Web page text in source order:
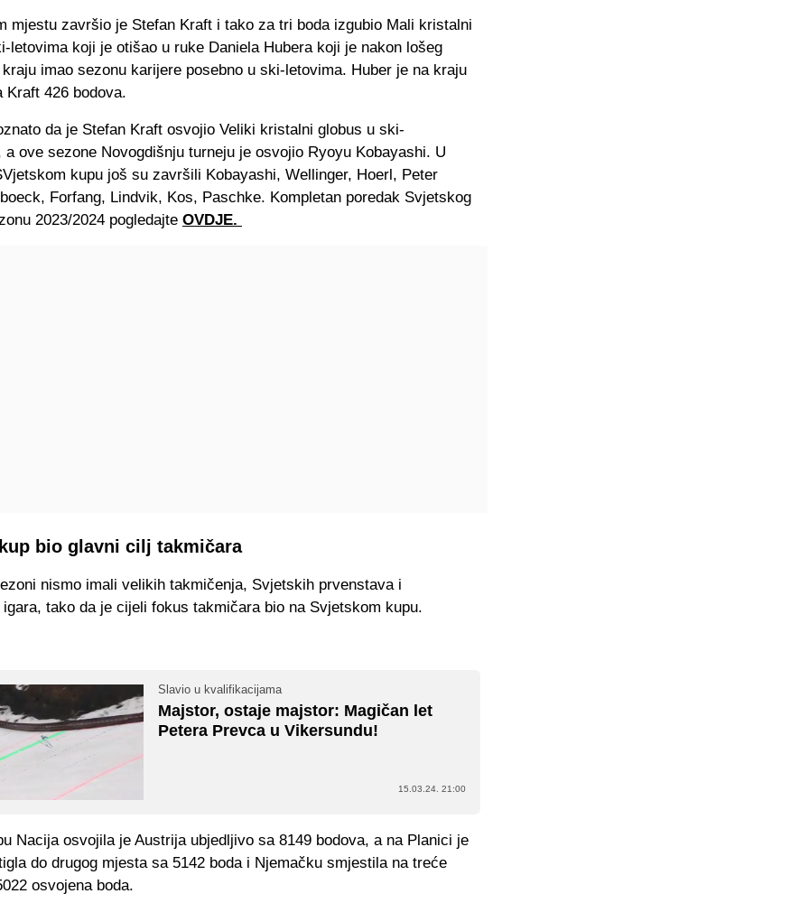
mjestu završio je Stefan Kraft i tako za tri boda izgubio Mali kristalni
letovima koji je otišao u ruke Daniela Hubera koji je nakon lošeg
imao sezonu karijere posebno u ski-letovima. Huber je na kraju
Kraft 426 bodova.
da je Stefan Kraft osvojio Veliki kristalni globus u ski-
a ove sezone Novogdišnju turneju je osvojio Ryoyu Kobayashi. U
kupu još su završili Kobayashi, Wellinger, Hoerl, Peter
Forfang, Lindvik, Kos, Paschke. Kompletan poredak Svjetskog
2023/2024 pogledajte OVDJE.
bio glavni cilj takmičara
nismo imali velikih takmičenja, Svjetskih prvenstava i
tako da je cijeli fokus takmičara bio na Svjetskom kupu.
Slavio u kvalifikacijama
Majstor, ostaje majstor: Magičan let
Petera Prevca u Vikersundu!
15.03.24. 21:00
Nacija osvojila je Austrija ubjedljivo sa 8149 bodova, a na Planici je
do drugog mjesta sa 5142 boda i Njemačku smjestila na treće
osvojena boda.